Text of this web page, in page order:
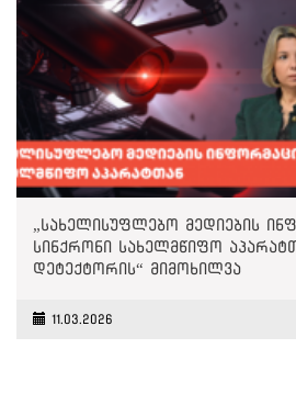
„სახელისუფლებო მედიების
სინქრონი სახელმწიფო
დეტექტორის“ მიმოხილვა
11.03.2026